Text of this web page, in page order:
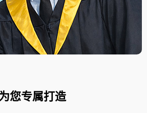
您专属打造